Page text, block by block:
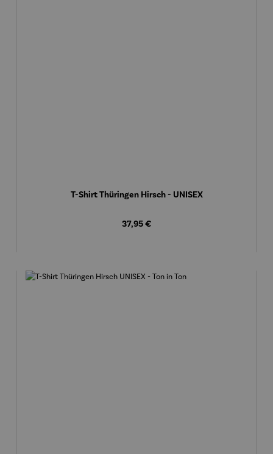
T-Shirt Thüringen Hirsch - UNISEX
Regulärer Preis:
37,95 €